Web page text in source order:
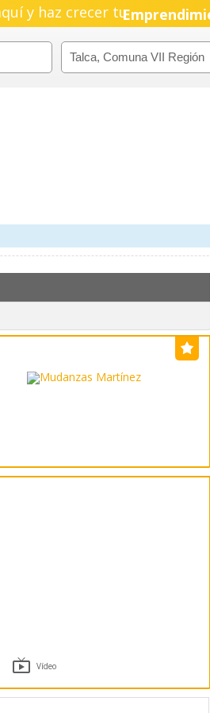
y haz crecer tuPyme!
 Vídeo